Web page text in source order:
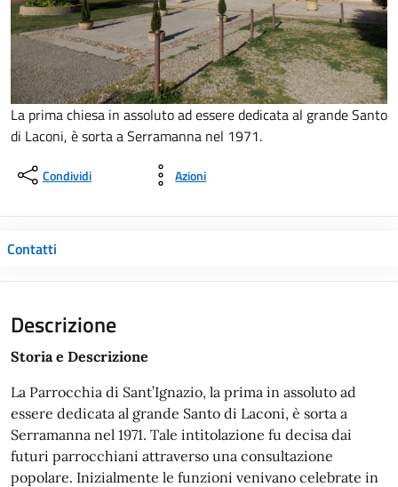
La prima chiesa in assoluto ad essere dedicata al grande Santo
di Laconi, è sorta a Serramanna nel 1971.
Condividi Azioni
Contatti
Descrizione
Storia e Descrizione
La Parrocchia di Sant’Ignazio, la prima in assoluto ad
essere dedicata al grande Santo di Laconi, è sorta a
Serramanna nel 1971. Tale intitolazione fu decisa dai
futuri parrocchiani attraverso una consultazione
popolare. Inizialmente le funzioni venivano celebrate in